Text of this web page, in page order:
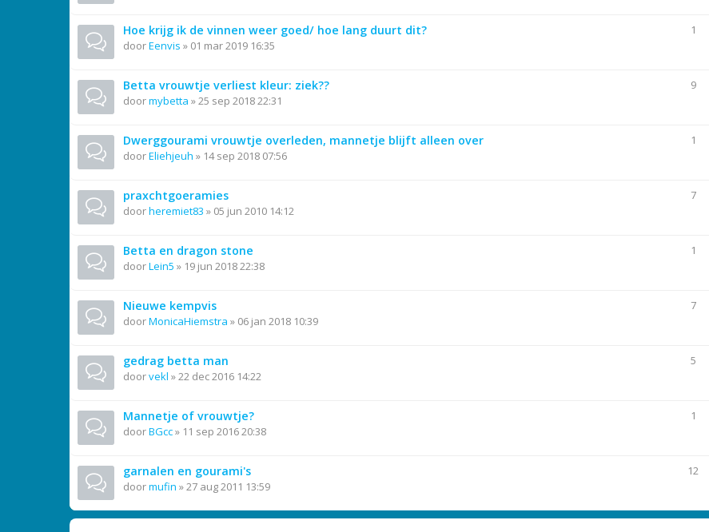
Hoe krijg ik de vinnen weer goed/ hoe lang duurt dit?
doorEenvis » 01 mar 2019 16:35
1
Betta vrouwtje verliest kleur: ziek??
doormybetta »25 sep 2018 22:31
9
Dwerggourami vrouwtje overleden, mannetje blijft alleen over
doorEliehjeuh » 14 sep 2018 07:56
1
praxchtgoeramies
doorheremiet83 » 05 jun 2010 14:12
7
Betta en dragon stone
doorLein5 » 19 jun 2018 22:38
1
Nieuwe kempvis
doorMonicaHiemstra » 06 jan 2018 10:39
7
gedrag betta man
doorvekl »22 dec 2016 14:22
5
Mannetje of vrouwtje?
doorBGcc» 11 sep 2016 20:38
1
garnalen en gourami's
doormufin »27 aug 2011 13:59
12